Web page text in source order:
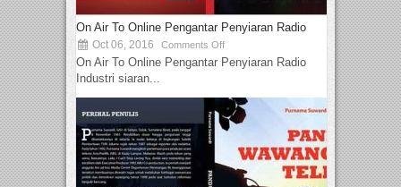
On Air To Online Pengantar Penyiaran Radio
Oct 06, 2016 Comments Off
On Air To Online Pengantar Penyiaran Radio
Industri siaran...